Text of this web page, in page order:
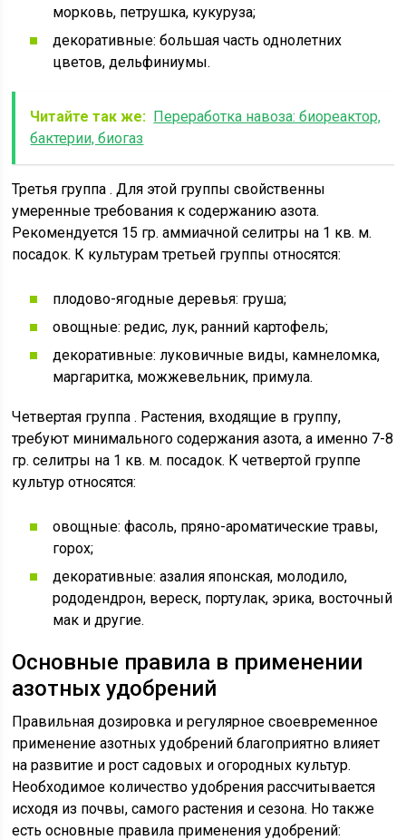
морковь, петрушка, кукуруза;
декоративные: большая часть однолетних
цветов, дельфиниумы.
Читайте так же: Переработка навоза: биореактор,
бактерии, биогаз
Третья группа . Для этой группы свойственны
умеренные требования к содержанию азота.
Рекомендуется 15 гр. аммиачной селитры на 1 кв. м.
посадок. К культурам третьей группы относятся:
плодово-ягодные деревья: груша;
овощные: редис, лук, ранний картофель;
декоративные: луковичные виды, камнеломка,
маргаритка, можжевельник, примула.
Четвертая группа . Растения, входящие в группу,
требуют минимального содержания азота, а именно 7-8
гр. селитры на 1 кв. м. посадок. К четвертой группе
культур относятся:
овощные: фасоль, пряно-ароматические травы,
горох;
декоративные: азалия японская, молодило,
рододендрон, вереск, портулак, эрика, восточный
мак и другие.
Основные правила в применении
азотных удобрений
Правильная дозировка и регулярное своевременное
применение азотных удобрений благоприятно влияет
на развитие и рост садовых и огородных культур.
Необходимое количество удобрения рассчитывается
исходя из почвы, самого растения и сезона. Но также
есть основные правила применения удобрений: